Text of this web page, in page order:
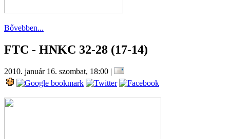
Bővebben...
FTC - HNKC 32-28 (17-14)
2010. január 16. szombat, 18:00 |